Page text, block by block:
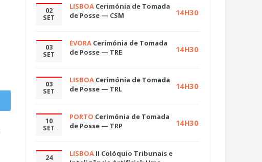
02
SET
LISBOA Cerimónia de Tomada
de Posse — CSM
14H30
03
SET
ÉVORA Cerimónia de Tomada
de Posse — TRE
14H30
03
SET
LISBOA Cerimónia de Tomada
de Posse — TRL
14H30
10
SET
PORTO Cerimónia de Tomada
de Posse — TRP
14H30
24
LISBOA II Colóquio Tribunais e